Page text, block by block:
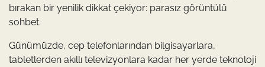
bırakan bir yenilik dikkat çekiyor: parasız görüntülü
sohbet.
Günümüzde, cep telefonlarından bilgisayarlara,
tabletlerden akıllı televizyonlara kadar her yerde teknoloji